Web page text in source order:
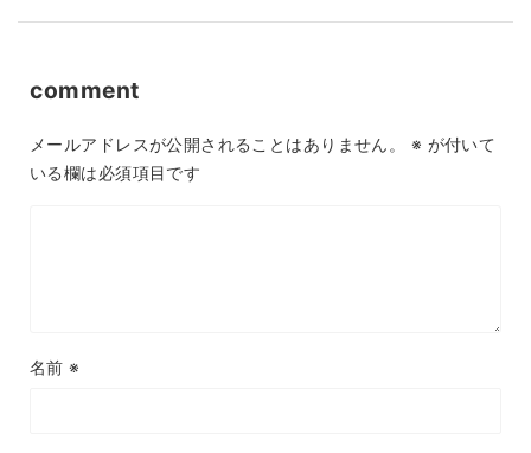
comment
メールアドレスが公開されることはありません。 ※ が付いて
いる欄は必須項目です
名前※